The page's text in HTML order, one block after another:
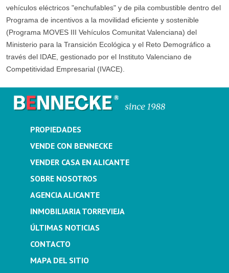
vehículos eléctricos "enchufables" y de pila combustible dentro del
Programa de incentivos a la movilidad eficiente y sostenible
(Programa MOVES III Vehículos Comunitat Valenciana) del
Ministerio para la Transición Ecológica y el Reto Demográfico a
través del IDAE, gestionado por el Instituto Valenciano de
Competitividad Empresarial (IVACE).
PROPIEDADES
VENDE CON BENNECKE
VENDER CASA EN ALICANTE
SOBRE NOSOTROS
AGENCIA ALICANTE
INMOBILIARIA TORREVIEJA
ÚLTIMAS NOTICIAS
CONTACTO
MAPA DEL SITIO